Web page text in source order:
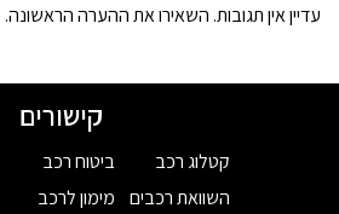
עדיין אין תגובות. השאירו את ההערה הראשונה.
קישורים
קטלוג רכב
השוואת רכבים
ביטוח רכב
מימון לרכב